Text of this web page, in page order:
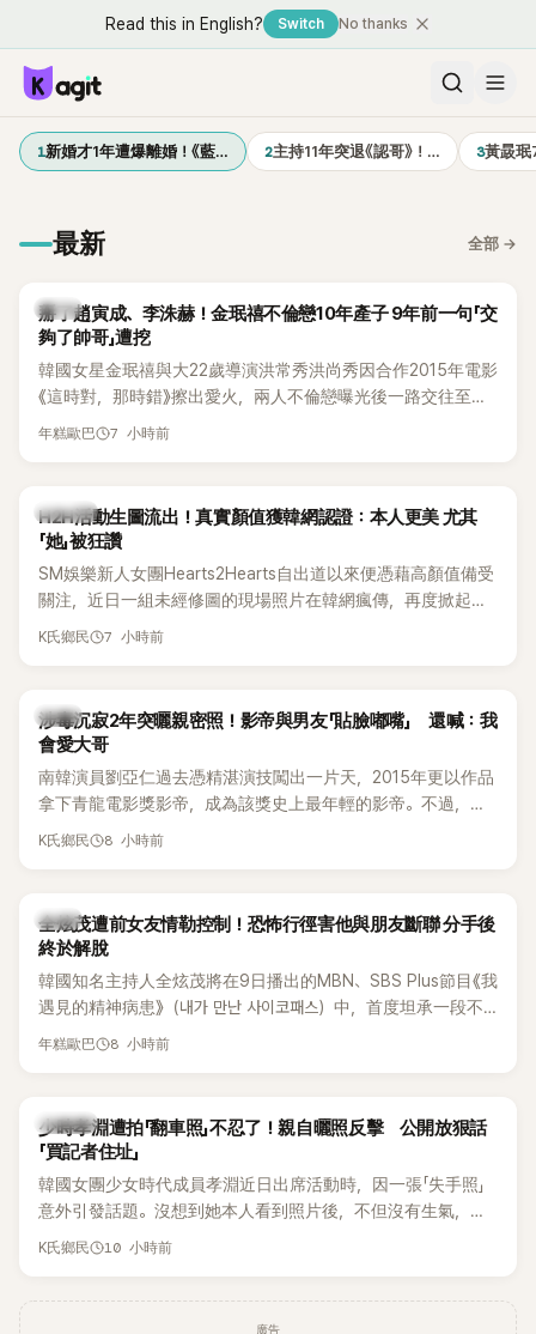
Read this in English? Switch No thanks
1新婚才1年遭爆離婚！《藍… 2主持11年突退《認哥》！… 3黃晸
最新 全部 →
韓星
掰了趙寅成、李洙赫！金珉禧不倫戀10年產子 9年前一句「交
夠了帥哥」遭挖
韓國女星金珉禧與大22歲導演洪常秀洪尚秀因合作2015年電影
《這時對，那時錯》擦出愛火，兩人不倫戀曝光後一路交往至
今，戀情已持續近10年，並於去年迎來兩人的兒子。金珉禧也
首度以演員身分復出。不過，新片尚未上映，她9年前電影中的
一句台詞卻突然被韓網翻出，意外再度掀起熱議。
年糕歐巴 7 小時前
K-POP
H2H活動生圖流出！真實顏值獲韓網認證：本人更美 尤其
「她」被狂讚
SM娛樂新人女團Hearts2Hearts自出道以來便憑藉高顏值備受
關注，近日一組未經修圖的現場照片在韓網瘋傳，再度掀起熱
烈討論，不少看過本人的網友更直呼：「真人比照片還漂亮！」
K氏鄉民 7 小時前
韓星
涉毒沉寂2年突曬親密照！影帝與男友「貼臉嘟嘴」 還喊：我
會愛大哥
南韓演員劉亞仁過去憑精湛演技闖出一片天，2015年更以作品
拿下青龍電影獎影帝，成為該獎史上最年輕的影帝。不過，他
2023年爆出涉毒風波後，演藝事業受到重創，後續又牽扯與男
K氏鄉民 8 小時前
韓星
全炫茂遭前女友情勒控制！恐怖行徑害他與朋友斷聯 分手後
終於解脫
韓國知名主持人全炫茂將在9日播出的MBN、SBS Plus節目《我
遇見的精神病患》（내가 만난 사이코패스）中，首度坦承一段不
堪回首的戀愛經歷，自爆曾遭前女友過度控制，不僅走到哪都
年糕歐巴 8 小時前
K-POP
少時孝淵遭拍「翻車照」不忍了！親自曬照反擊 公開放狠話
「買記者住址」
韓國女團少女時代成員孝淵近日出席活動時，因一張「失手照」
意外引發話題。沒想到她本人看到照片後，不但沒有生氣，反
而親自把照片放上IG限時動態開玩笑，甚至幽默喊話要「買記者
K氏鄉民 10 小時前
廣告